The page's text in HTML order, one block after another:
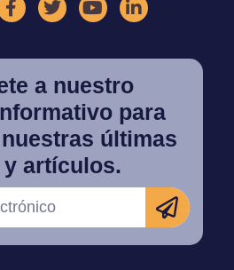
a nuestro
para
últimas
artículos.